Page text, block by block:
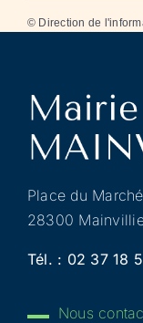
© Direction de
Place du Marché
28300
Tél. : 02 37 18
Nous